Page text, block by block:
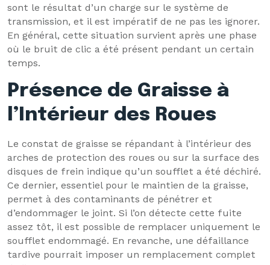
sont le résultat d’un charge sur le système de
transmission, et il est impératif de ne pas les ignorer.
En général, cette situation survient après une phase
où le bruit de clic a été présent pendant un certain
temps.
Présence de Graisse à
l’Intérieur des Roues
Le constat de graisse se répandant à l’intérieur des
arches de protection des roues ou sur la surface des
disques de frein indique qu’un soufflet a été déchiré.
Ce dernier, essentiel pour le maintien de la graisse,
permet à des contaminants de pénétrer et
d’endommager le joint. Si l’on détecte cette fuite
assez tôt, il est possible de remplacer uniquement le
soufflet endommagé. En revanche, une défaillance
tardive pourrait imposer un remplacement complet